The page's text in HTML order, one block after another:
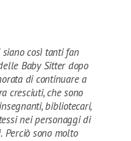
così tanti fan
Baby Sitter dopo
di continuare a
cresciuti, che sono
bibliotecari,
nei personaggi di
Perciò sono molto